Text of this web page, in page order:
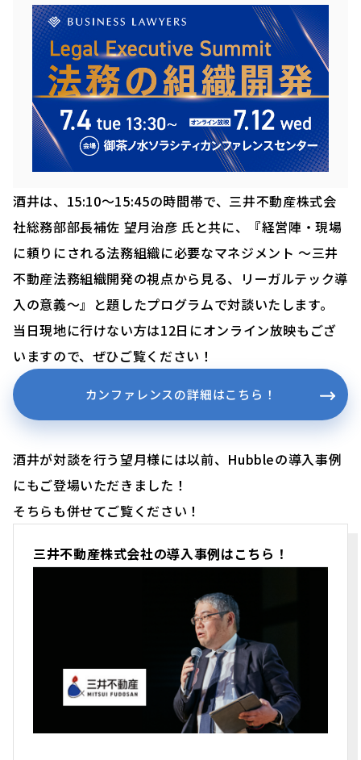
酒井は、15:10〜15:45の時間帯で、三井不動産株式会
社総務部部長補佐 望月治彦 氏と共に、『経営陣・現場
に頼りにされる法務組織に必要なマネジメント ～三井
不動産法務組織開発の視点から見る、リーガルテック導
入の意義～』と題したプログラムで対談いたします。
当日現地に行けない方は12日にオンライン放映もござ
いますので、ぜひご覧ください！
カンファレンスの詳細はこちら！
酒井が対談を行う望月様には以前、Hubbleの導入事例
にもご登場いただきました！
そちらも併せてご覧ください！
三井不動産株式会社の導入事例はこちら！